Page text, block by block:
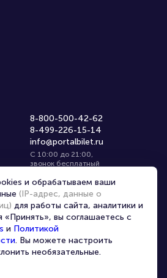
8-800-500-42-62
8-499-226-15-14
info@portalbilet.ru
С 10:00 до 21:00,
звонок бесплатный
Все площадки
| Ростов-на-Дону
и обрабатываем ваши
(IP-адрес, данные о
для работы сайта, аналитики и
вы соглашаетесь с
и Политикой
. Вы можете настроить
необязательные.